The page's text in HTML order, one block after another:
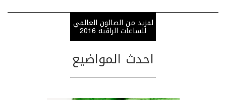
لمزيد من الصالون العالمي
للساعات الراقية 2016
احدث المواضيع